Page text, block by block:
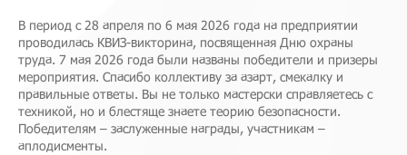
В период с 28 апреля по 6 мая 2026 года на предприятии
проводилась КВИЗ-викторина, посвященная Дню охраны
труда. 7 мая 2026 года были названы победители и призеры
мероприятия. Спасибо коллективу за азарт, смекалку и
правильные ответы. Вы не только мастерски справляетесь с
техникой, но и блестяще знаете теорию безопасности.
Победителям – заслуженные награды, участникам –
аплодисменты.